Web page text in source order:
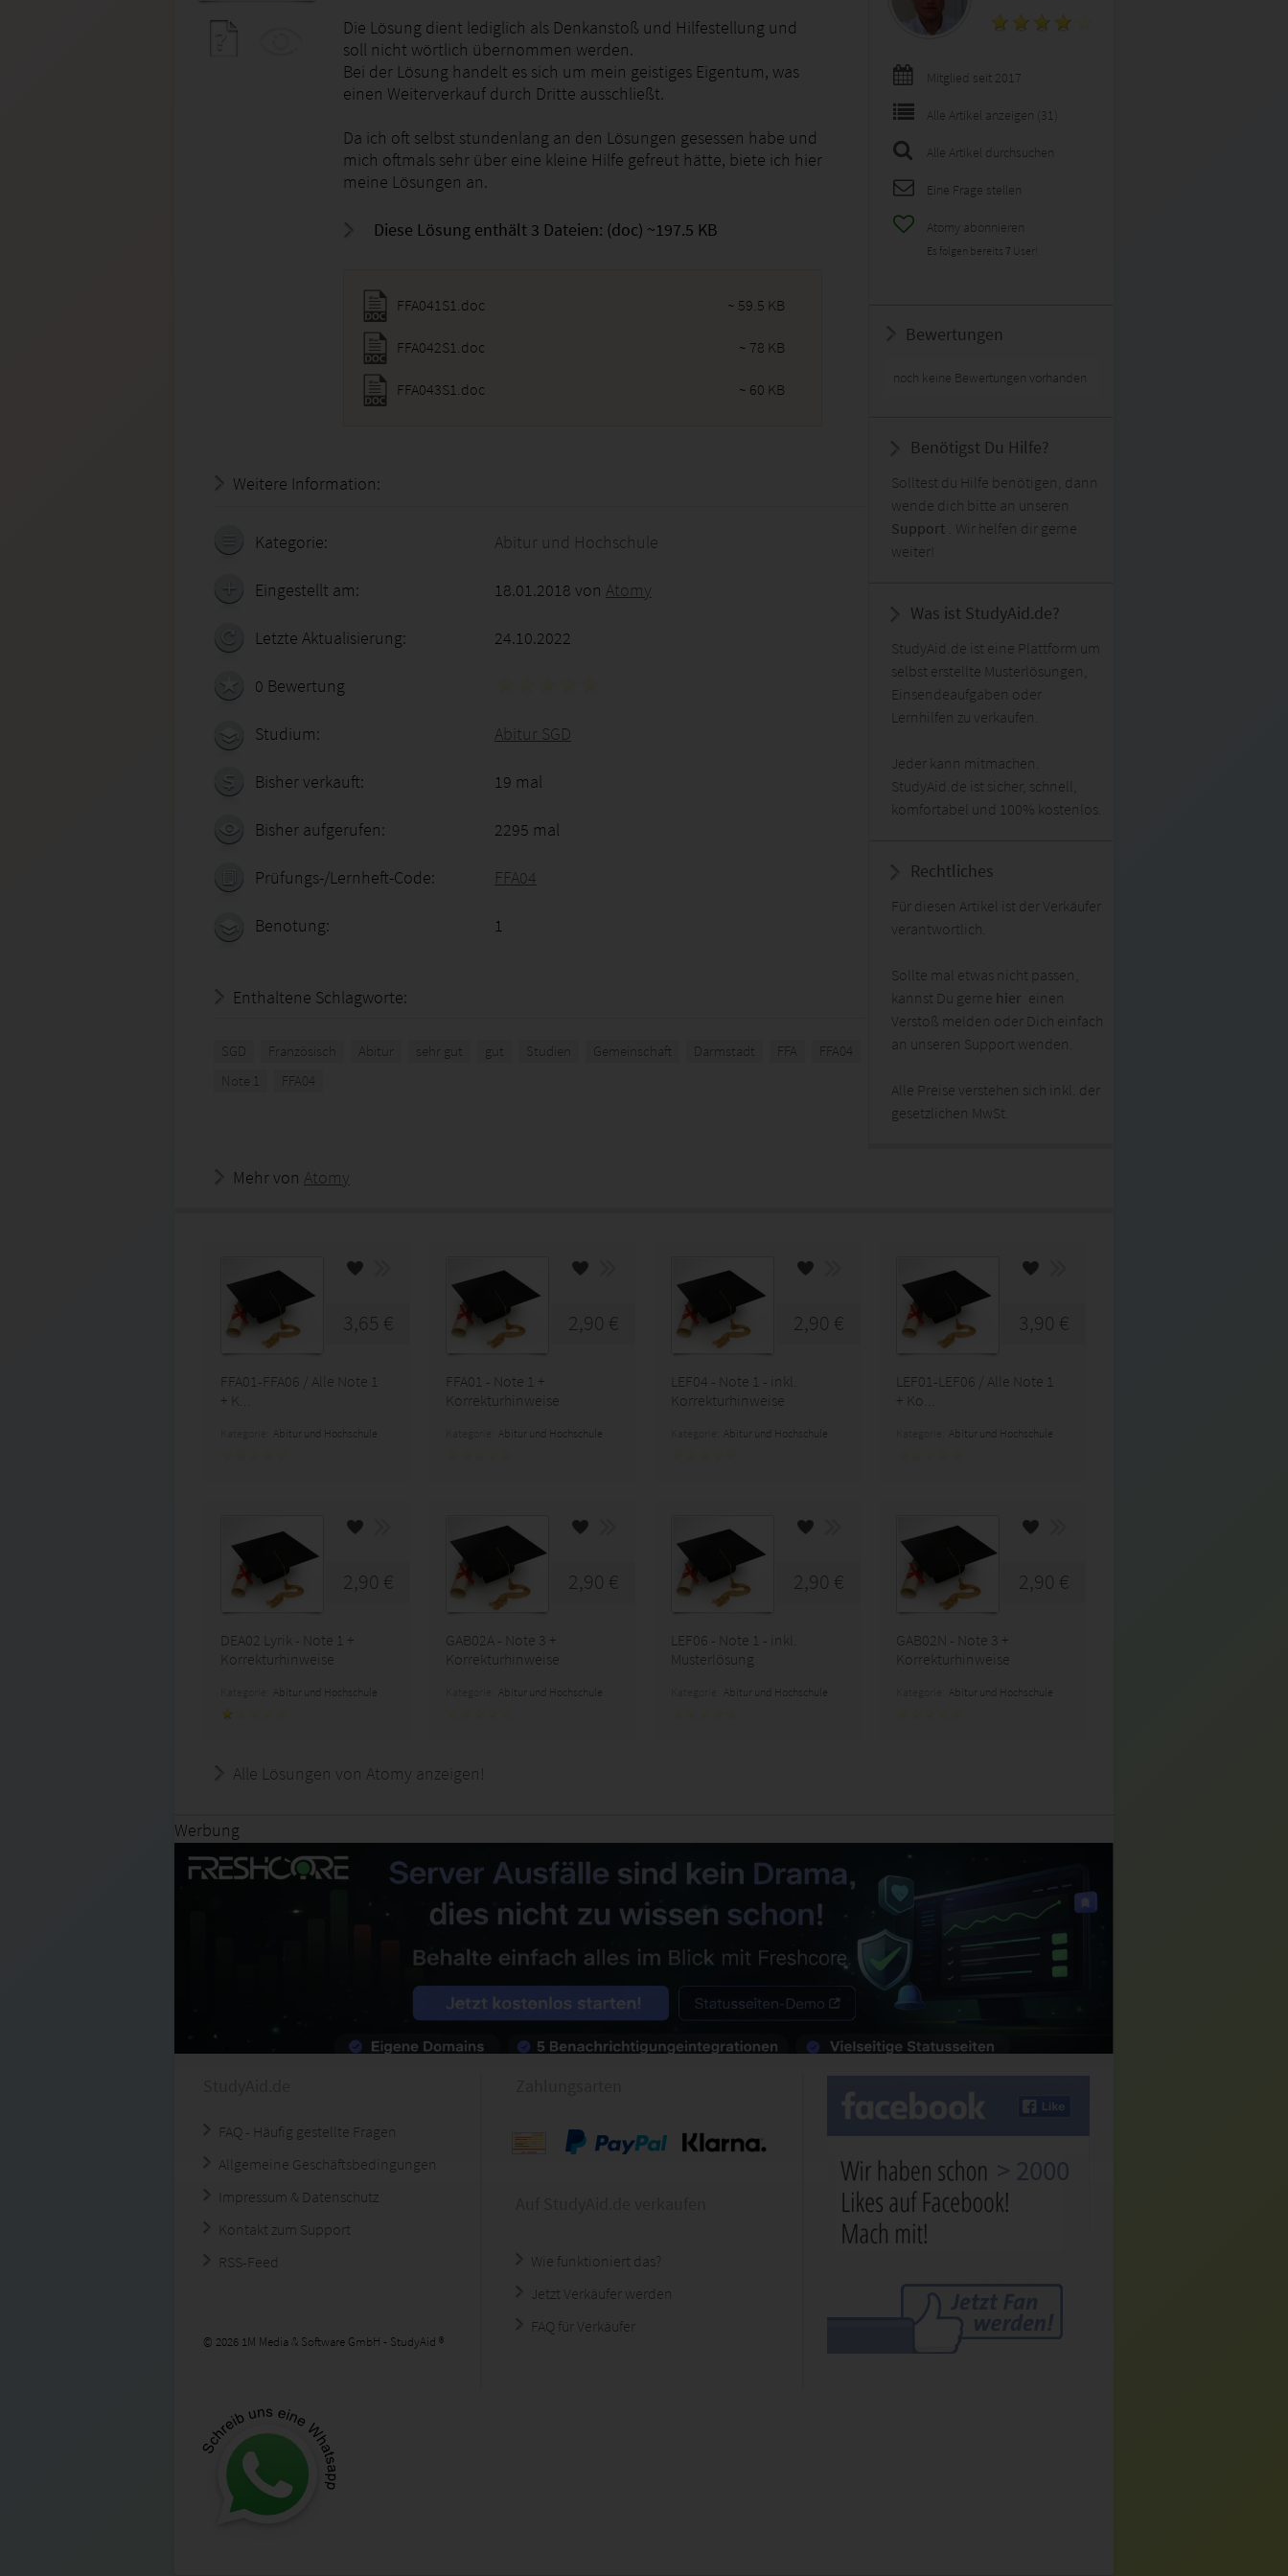
Die Lösung dient lediglich als Denkanstoß und Hilfestellung und
soll nicht wörtlich übernommen werden.
Bei der Lösung handelt es sich um mein geistiges Eigentum, was
einen Weiterverkauf durch Dritte ausschließt.
Da ich oft selbst stundenlang an den Lösungen gesessen habe und
mich oftmals sehr über eine kleine Hilfe gefreut hätte, biete ich hier
meine Lösungen an.
Diese Lösung enthält 3 Dateien: (doc) ~197.5 KB
FFA041S1.doc ~ 59.5 KB
FFA042S1.doc ~ 78 KB
FFA043S1.doc ~ 60 KB
Weitere Information:
Kategorie: Abitur und Hochschule
Eingestellt am: 18.01.2018 von Atomy
Letzte Aktualisierung: 24.10.2022
0 Bewertung
Studium: Abitur SGD
Bisher verkauft: 19 mal
Bisher aufgerufen: 2295 mal
Prüfungs-/Lernheft-Code: FFA04
Benotung: 1
Enthaltene Schlagworte:
SGD Französisch Abitur sehr gut gut Studien Gemeinschaft Darmstadt FFA
FFA04
Note 1
FFA04
Mitglied seit 2017
Alle Artikel anzeigen (31)
Alle Artikel durchsuchen
Eine Frage stellen
Atomy abonnieren
Es folgen bereits 7 User!
Bewertungen
noch keine Bewertungen vorhanden
Benötigst Du Hilfe?
Solltest du Hilfe benötigen, dann
wende dich bitte an unseren
Support . Wir helfen dir gerne
weiter!
Was ist StudyAid.de?
StudyAid.de ist eine Plattform um
selbst erstellte Musterlösungen,
Einsendeaufgaben oder
Lernhilfen zu verkaufen.
Jeder kann mitmachen.
StudyAid.de ist sicher, schnell,
komfortabel und 100% kostenlos.
Rechtliches
Für diesen Artikel ist der Verkäufer
verantwortlich.
Sollte mal etwas nicht passen,
kannst Du gerne hier einen
Verstoß melden oder Dich einfach
an unseren Support wenden.
Alle Preise verstehen sich inkl. der
gesetzlichen MwSt.
Mehr von Atomy
3,65 €
FFA01-FFA06 / Alle Note 1
+ K...
Abitur und Hochschule
2,90 €
FFA01 - Note 1 +
Korrekturhinweise
Abitur und Hochschule
2,90 €
LEF04 - Note 1 - inkl.
Korrekturhinweise
Abitur und Hochschule
3,90 €
LEF01-LEF06 / Alle Note 1
+ Ko...
Abitur und Hochschule
2,90 €
DEA02 Lyrik - Note 1 +
Korrekturhinweise
Abitur und Hochschule
2,90 €
GAB02A - Note 3 +
Korrekturhinweise
Abitur und Hochschule
2,90 €
LEF06 - Note 1 - inkl.
Musterlösung
Abitur und Hochschule
2,90 €
GAB02N - Note 3 +
Korrekturhinweise
Abitur und Hochschule
Alle Lösungen von Atomy anzeigen!
Werbung
FAQ - Häufig gestellte Fragen
Allgemeine Geschäftsbedingungen
Impressum & Datenschutz
Kontakt zum Support
RSS-Feed
© 2026 1M Media & Software GmbH - StudyAid ®
Wie funktioniert das?
Jetzt Verkäufer werden
FAQ für Verkäufer
> 2000